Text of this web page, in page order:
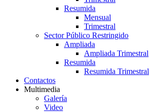
Resumida
Mensual
Trimestral
Sector Público Restringido
Ampliada
Ampliada Trimestral
Resumida
Resumida Trimestral
Contactos
Multimedia
Galería
Video